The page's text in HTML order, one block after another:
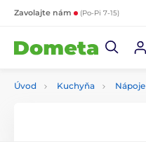
Zavolajte nám (Po-Pi 7-15)
Úvod Kuchyňa Nápoje